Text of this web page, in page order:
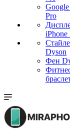
Pro
iPhone
Dyson
Фен